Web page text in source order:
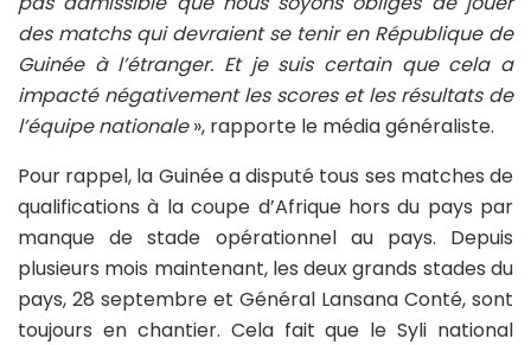
des matchs qui devraient se tenir en République de
Guinée à l’étranger. Et je suis certain que cela a
impacté négativement les scores et les résultats de
l’équipe nationale», rapporte le média généraliste.
Pour rappel, la Guinée a disputé tous ses matches de
qualifications à la coupe d’Afrique hors du pays par
manque de stade opérationnel au pays. Depuis
plusieurs mois maintenant, les deux grands stades du
pays, 28 septembre et Général Lansana Conté, sont
toujours en chantier. Cela fait que le Syli national